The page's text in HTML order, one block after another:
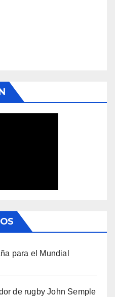
para el Mundial
de rugby John Semple